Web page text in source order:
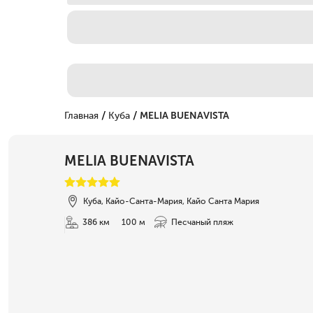
Главная / Куба / MELIA BUENAVISTA
MELIA BUENAVISTA
Куба, Кайо-Санта-Мария, Кайо Санта Мария
386 км 100 м Песчаный пляж